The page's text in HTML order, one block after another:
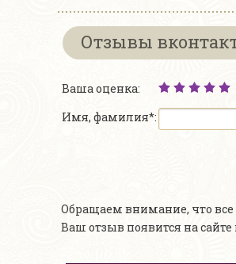
Отзывы
Ваша оценка:
Имя, фамилия*:
Обращаем внимание, что
Ваш отзыв появится на